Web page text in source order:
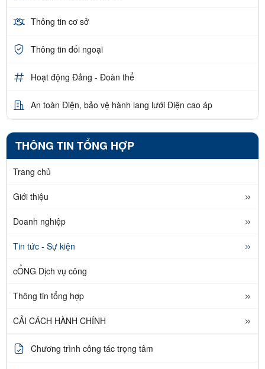
Thông tin cơ sở
Thông tin đối ngoại
Hoạt động Đảng - Đoàn thể
An toàn Điện, bảo vệ hành lang lưới Điện cao áp
THÔNG TIN TỔNG HỢP
Trang chủ
Giới thiệu
Doanh nghiệp
Tin tức - Sự kiện
cỔNG Dịch vụ công
Thông tin tổng hợp
CẢI CÁCH HÀNH CHÍNH
Chương trình công tác trọng tâm